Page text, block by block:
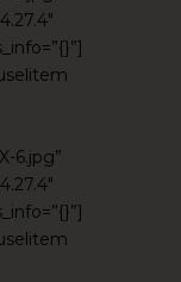
6.jpg”